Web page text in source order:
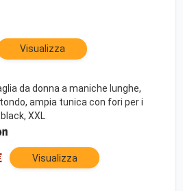
Visualizza
da donna a maniche lunghe,
ampia tunica con fori per i
XXL
Visualizza